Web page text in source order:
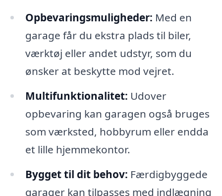
Opbevaringsmuligheder: Med en
garage får du ekstra plads til biler,
værktøj eller andet udstyr, som du
ønsker at beskytte mod vejret.
Multifunktionalitet: Udover
opbevaring kan garagen også bruges
som værksted, hobbyrum eller endda
et lille hjemmekontor.
Bygget til dit behov: Færdigbyggede
garager kan tilpasses med indlægning